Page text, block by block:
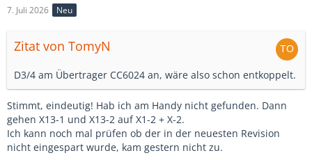
7. Juli 2026 Neu
Zitat von TomyN
D3/4 am Übertrager CC6024 an, wäre also schon entkoppelt.
Stimmt, eindeutig! Hab ich am Handy nicht gefunden. Dann
gehen X13-1 und X13-2 auf X1-2 + X-2.
Ich kann noch mal prüfen ob der in der neuesten Revision
nicht eingespart wurde, kam gestern nicht zu.